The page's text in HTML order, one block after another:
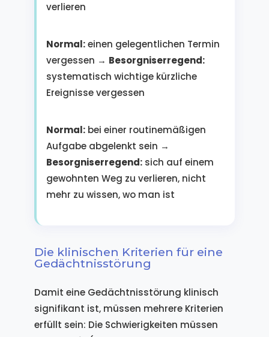
verlieren
Normal:einen gelegentlichen Termin
vergessen → Besorgniserregend:
systematisch wichtige kürzliche
Ereignisse vergessen
Normal:bei einer routinemäßigen
Aufgabe abgelenkt sein →
Besorgniserregend:sich auf einem
gewohnten Weg zu verlieren, nicht
mehr zu wissen, wo man ist
Die klinischen Kriterien für eine
Gedächtnisstörung
Damit eine Gedächtnisstörung klinisch
signifikant ist, müssen mehrere Kriterien
erfüllt sein: Die Schwierigkeiten müssen